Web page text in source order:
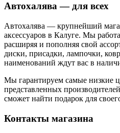
Автохалява — для всех
Автохалява — крупнейший
аксессуаров в Калуге. Мы
расширяя и пополняя свой
диски, присадки, лампочки,
наименований ждут вас в
Мы гарантируем самые низкие
представленных
сможет найти подарок для
Контакты магазина